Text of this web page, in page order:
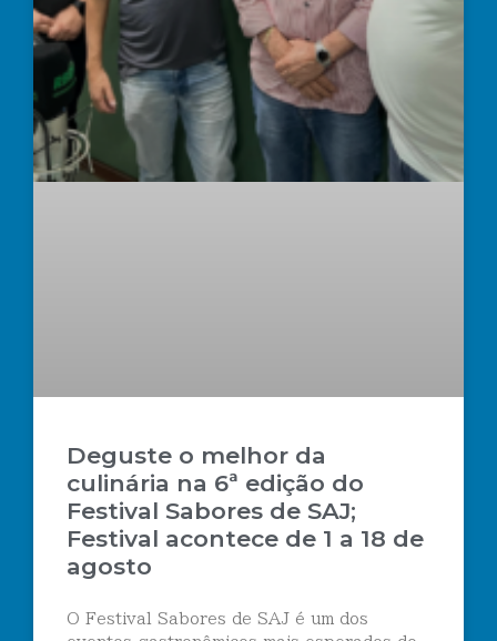
Deguste o melhor da
culinária na 6ª edição do
Festival Sabores de SAJ;
Festival acontece de 1 a 18 de
agosto
O Festival Sabores de SAJ é um dos